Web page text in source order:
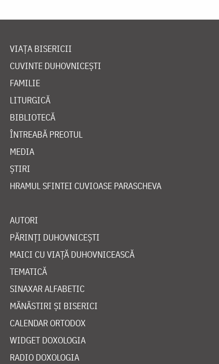
VIAȚA BISERICII
CUVINTE DUHOVNICEȘTI
FAMILIE
LITURGICĂ
BIBLIOTECĂ
ÎNTREABĂ PREOTUL
MEDIA
ȘTIRI
HRAMUL SFINTEI CUVIOASE PARASCHEVA
AUTORI
PĂRINȚI DUHOVNICEȘTI
MAICI CU VIAȚĂ DUHOVNICEASCĂ
TEMATICĂ
SINAXAR ALFABETIC
MĂNĂSTIRI ȘI BISERICI
CALENDAR ORTODOX
WIDGET DOXOLOGIA
RADIO DOXOLOGIA